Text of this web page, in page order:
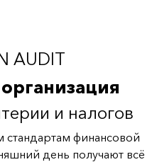
AUDIT
и налогов
финансовой
день получают всё